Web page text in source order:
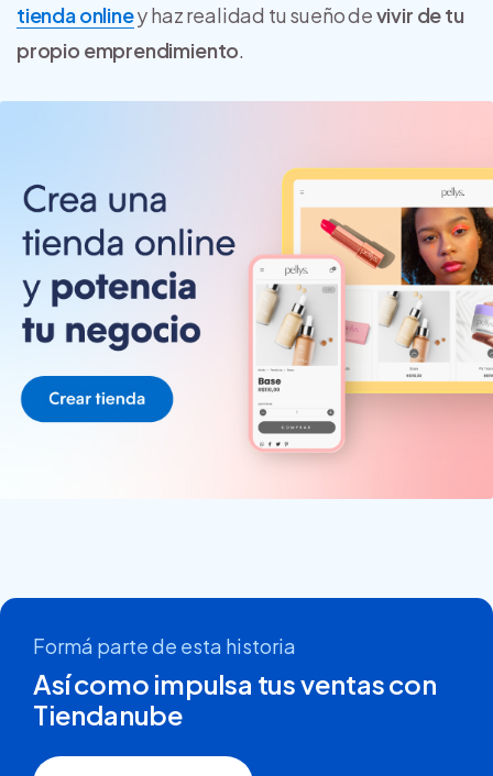
tienda onliney haz realidad tu sueño devivir de tu
propio emprendimiento
Formá parte de esta historia
Así como impulsa tus ventas con
Tiendanube